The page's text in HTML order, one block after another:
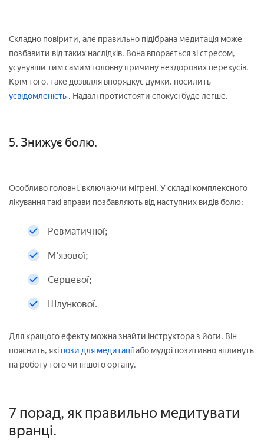
Складно повірити, але правильно підібрана медитація може
позбавити від таких наслідків. Вона впорається зі стресом,
усунувши тим самим головну причину нездорових перекусів.
Крім того, таке дозвілля впорядкує думки, посилить
усвідомленість . Надалі протистояти спокусі буде легше.
5. Знижує болю.
Особливо головні, включаючи мігрені. У складі комплексного
лікування такі вправи позбавляють від наступних видів болю:
Ревматичної;
М'язової;
Серцевої;
Шлункової.
Для кращого ефекту можна знайти інструктора з йоги. Він
пояснить, які пози для медитаціїабо мудрі позитивно вплинуть
на роботу того чи іншого органу.
7 порад, як правильно медитувати
вранці.